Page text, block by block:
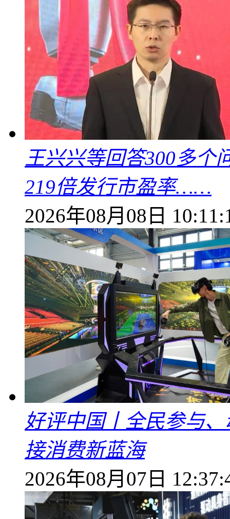
王兴兴等回答300多个
219倍发行市盈率……
2026年08月08日
好评中国丨全民参与
接消费新蓝海
2026年08月07日